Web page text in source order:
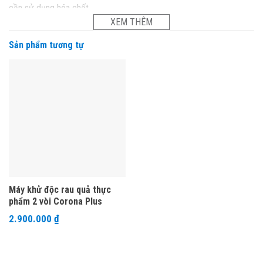
cần sử dụng hóa chất.
XEM THÊM
Sản phẩm tương tự
Máy khử độc rau quả thực
phẩm 2 vòi Corona Plus
2.900.000 ₫